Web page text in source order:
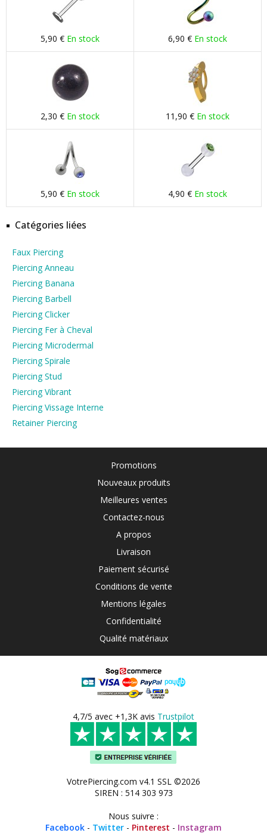
5,90 € En stock 6,90 € En stock
2,30 € En stock 11,90 € En stock
5,90 € En stock 4,90 € En stock
Catégories liées
Faux Piercing
Piercing Anneau
Piercing Banana
Piercing Barbell
Piercing Clicker
Piercing Fer à Cheval
Piercing Microdermal
Piercing Spirale
Piercing Stud
Piercing Vibrant
Piercing Vissage Interne
Retainer Piercing
Promotions
Nouveaux produits
Meilleures ventes
Contactez-nous
A propos
Livraison
Paiement sécurisé
Conditions de vente
Mentions légales
Confidentialité
Qualité matériaux
4,7/5 avec +1,3K avis Trustpilot
VotrePiercing.com v4.1 SSL ©2026
SIREN : 514 303 973
Nous suivre :
Facebook - Twitter - Pinterest - Instagram